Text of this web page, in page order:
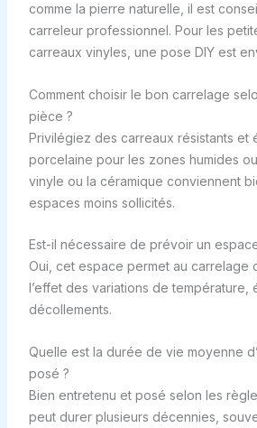
comme la pierre naturelle, il est
carreleur professionnel. Pour les
carreaux vinyles, une pose DIY est
Comment choisir le bon carrelage
pièce ?
Privilégiez des carreaux résistants et
porcelaine pour les zones humides
vinyle ou la céramique conviennent
espaces moins sollicités.
Est-il nécessaire de prévoir un
Oui, cet espace permet au carrelage
l’effet des variations de température,
décollements.
Quelle est la durée de vie moyenne
posé ?
Bien entretenu et posé selon les
peut durer plusieurs décennies,